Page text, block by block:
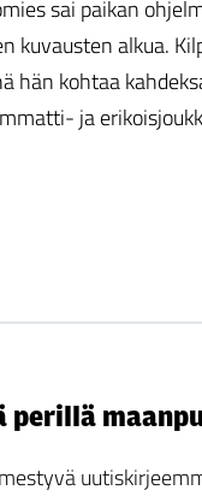
sai paikan
kuvausten alkua.
hän kohtaa
ja
perillä